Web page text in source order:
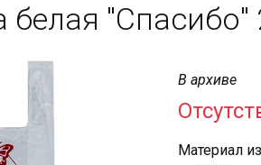
белая
В архиве
Материал